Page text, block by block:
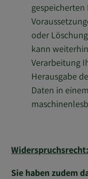
oder
kann
Verarbeitung
Herausgabe
Daten in
Widerspruchsrecht:
Sie haben zudem